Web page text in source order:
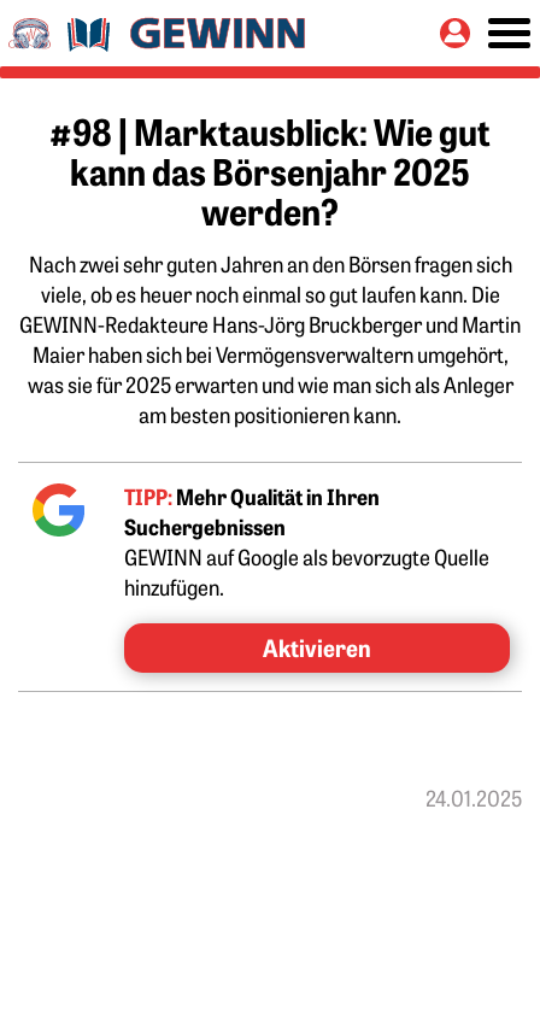
Springe zu:
#98 | Marktausblick: Wie gut
kann das Börsenjahr 2025
werden?
Nach zwei sehr guten Jahren an den Börsen fragen sich
viele, ob es heuer noch einmal so gut laufen kann. Die
GEWINN-Redakteure Hans-Jörg Bruckberger und Martin
Maier haben sich bei Vermögensverwaltern umgehört,
was sie für 2025 erwarten und wie man sich als Anleger
am besten positionieren kann.
TIPP:Mehr Qualität in Ihren
Suchergebnissen
GEWINN auf Google als bevorzugte Quelle
hinzufügen.
Aktivieren
24.01.2025